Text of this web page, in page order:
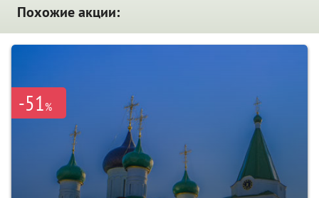
Похожие акции:
-51%